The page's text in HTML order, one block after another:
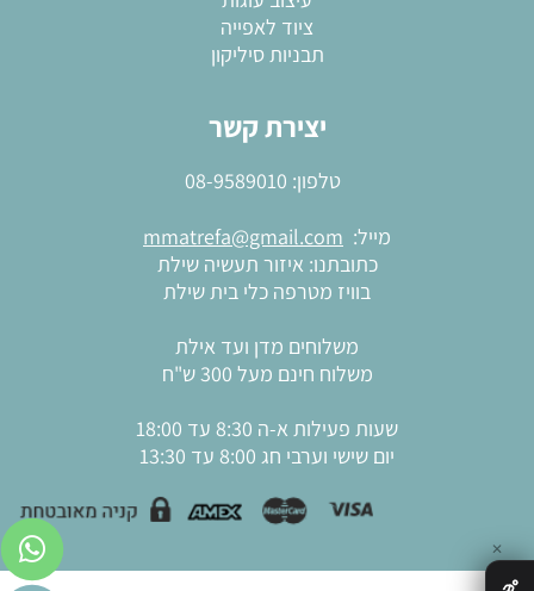
ציוד לאפייה
תבניות סיליקון
יצירת קשר
טלפון: 08-9589010
מייל: mmatrefa@gmail.com
כתובתנו: איזור תעשיה שילת
בוויז מטרפה כלי בית שילת
משלוחים מדן ועד אילת
משלוח חינם מעל 300 ש"ח
שעות פעילות א-ה 8:30 עד 18:00
יום שישי וערבי חג 8:00 עד 13:30
✕